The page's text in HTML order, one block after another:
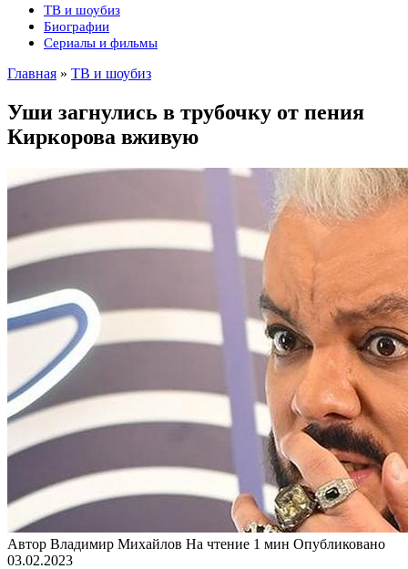
ТВ и шоубиз
Биографии
Сериалы и фильмы
Главная » ТВ и шоубиз
Уши загнулись в трубочку от пения
Киркорова вживую
Автор Владимир Михайлов На чтение 1 мин Опубликовано
03.02.2023